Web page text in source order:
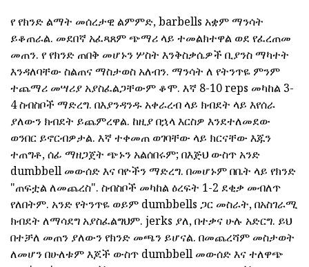
የ የክንድ ልማት መሰረታዊ ልምምድ, barbells አቋም ማንሳት
ይቆጠራል. መደበኛ አፈጻጸም ጭማሪ ላይ ተመልክተዋል ወደ የፈረጠመ
መጠን. የ የክንድ ጠበቅ መሆኑን ሦስት እንቅስቃሴዎች ቢያንስ ማካተት
እንዳለባቸው ስልጠና ማስታወስ አለብን. ማንሳት ለ የትንጥዬ ምንም
ተጨማሪ መሣሪያ አያስፈልጋቸውም ቆሞ. እኛ 8-10 reps መካከል 3-
4 ስብስቦች ማድረግ. በእያንዳንዱ አቀራረብ ላይ ክብደት ላይ እየሰራ
ያለውን ክብደት ይጨምረዋል. ከዚያ በኋላ እርስዎ እንደተለመደው
ወንበር ይኖርብዎታል. እኛ ተቀመጠ ወገባቸው ላይ ክርናቸው እጁን
ተጠግቶ, ሰፊ ማዘጋጀት ጭኑን አልሰበሩም; በእጅህ ውስጥ አንድ
dumbbell መውሰድ እና ባዮችን ማድረግ. በመሆኑም በቤት ላይ የክንድ
"ጠፍቷል ለመጨረስ". ስብስቦች መካከል ዕረፍት 1-2 ደቂቃ መብለጥ
የለበትም. አንድ የትንጥዬ ወይም dumbbells ጋር መስራት, በአስገራሚ
ክብደት ለማሳደግ አያስፈልግህም. jerks ያለ, በተቃና ሁሉ አድርግ. ይህ
በተቻለ መጠን ያለውን የክንድ መጫን ይሆናል. በመጨረሻም መስታወት
ለመሆን በሁለቱም እጆች ውስጥ dumbbell መውሰድ እና ተለዋጭ